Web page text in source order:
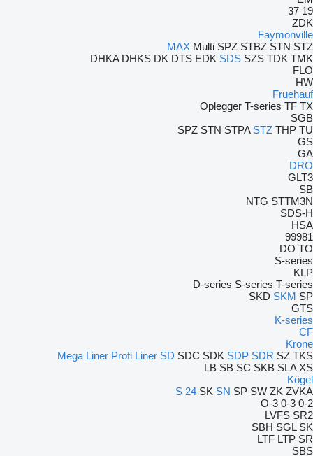
19
37
ZDK
Faymonville
MAX Multi SPZ STBZ STN STZ
DHKA DHKS DK DTS EDK SDS SZS TDK TMK
FLO
HW
Fruehauf
Oplegger T-series TF TX
SGB
SPZ STN STPA STZ THP TU
GS
GA
DRO
GLT3
SB
NTG STTM3N
SDS-H
HSA
99981
DO TO
S-series
KLP
D-series S-series T-series
SKD SKM SP
GTS
K-series
CF
Krone
Mega Liner Profi Liner SD SDC SDK SDP SDR SZ TKS
LB SB SC SKB SLA XS
Kögel
S 24 SK SN SP SW ZK ZVKA
0-2
0-3
O-3
LVFS SR2
SBH SGL SK
LTF LTP SR
SBS